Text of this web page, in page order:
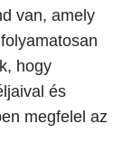
van, amely
hogy
és
megfelel az